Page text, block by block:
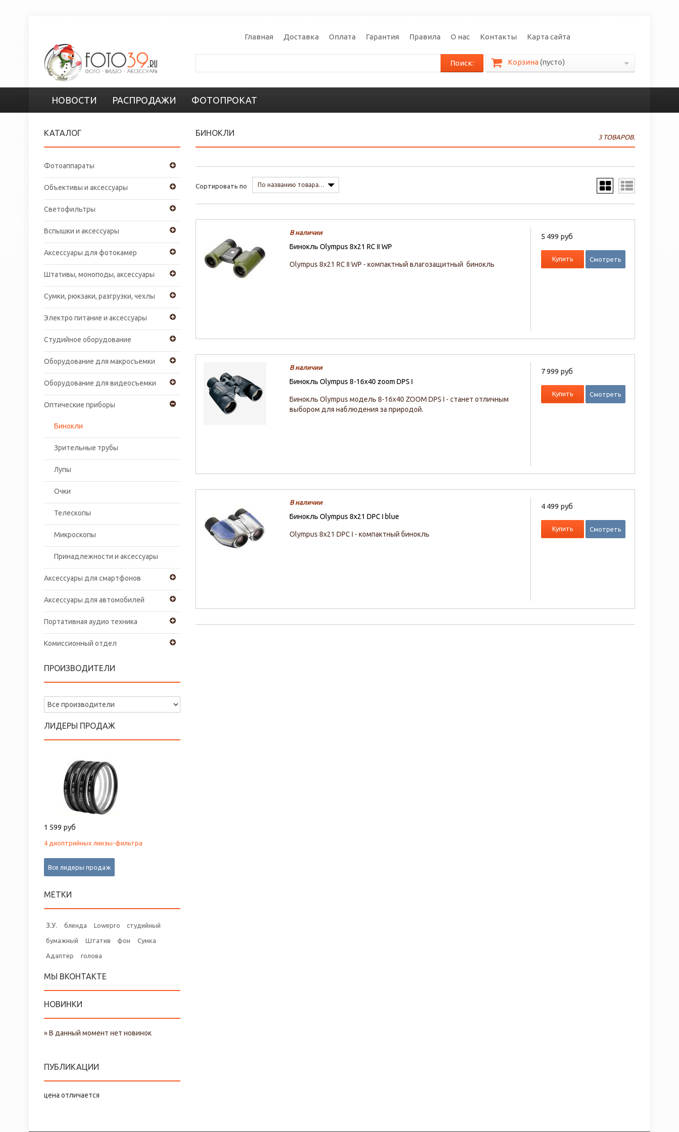
Корзина(пусто)
НОВОСТИ РАСПРОДАЖИ ФОТОПРОКАТ
Поиск:
Главная Доставка Оплата Гарантия Правила О нас Контакты Карта сайта
КАТАЛОГ
Фотоаппараты
Объективы и аксессуары
Светофильтры
Вспышки и аксессуары
Аксессуары для фотокамер
Штативы, моноподы, аксессуары
Сумки, рюкзаки, разгрузки, чехлы
Электро питание и аксессуары
Студийное оборудование
Оборудование для макросъемки
Оборудование для видеосъемки
Оптические приборы
Бинокли
Зрительные трубы
Лупы
Очки
Телескопы
Микроскопы
Принадлежности и аксессуары
Аксессуары для смартфонов
Аксессуары для автомобилей
Портативная аудио техника
Комиссионный отдел
ПРОИЗВОДИТЕЛИ
ЛИДЕРЫ ПРОДАЖ
1 599 руб
4 диоптрийных линзы-фильтра
Все лидеры продаж
МЕТКИ
З.У. бленда Lowepro студийный
бумажный Штатив фон Сумка
Адаптер голова
МЫ ВКОНТАКТЕ
НОВИНКИ
» В данный момент нет новинок
ПУБЛИКАЦИИ
цена отличается
БИНОКЛИ 3 ТОВАРОВ.
Сортировать по По названию товара, от А до Я
В наличии
Бинокль Olympus 8x21 RC II WP
Olympus 8x21 RC II WP - компактный влагозащитный бинокль
5 499 руб
Купить Смотреть
В наличии
Бинокль Olympus 8-16x40 zoom DPS I
Бинокль Olympus модель 8-16х40 ZOOM DPS I - станет отличным
выбором для наблюдения за природой.
7 999 руб
Купить Смотреть
В наличии
Бинокль Olympus 8x21 DPC I blue
Olympus 8x21 DPC I - компактный бинокль
4 499 руб
Купить Смотреть